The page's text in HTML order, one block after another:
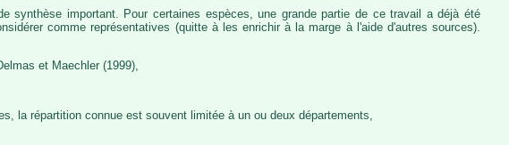
synthèse important. Pour certaines espèces, une grande partie de ce travail a déjà été
comme représentatives (quitte à les enrichir à la marge à l'aide d'autres sources).
et Maechler (1999),
la répartition connue est souvent limitée à un ou deux départements,